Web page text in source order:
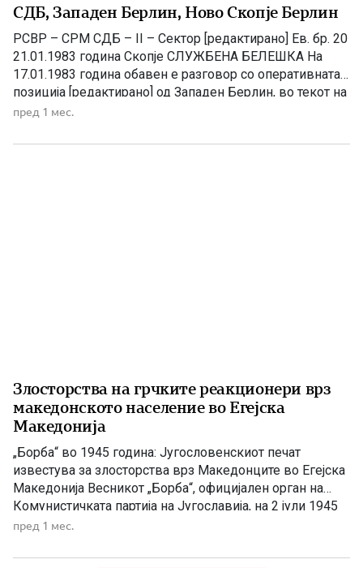
СДБ, Западен Берлин, Ново Скопје Берлин
РСВР – СРМ СДБ – II – Сектор [редактирано] Ев. бр. 20
21.01.1983 година Скопје СЛУЖБЕНА БЕЛЕШКА На
17.01.1983 година обавен е разговор со оперативната
позиција [редактирано] од Западен Берлин, во текот на
кој го презентира следното: „При крајот на 1981 година
како „Пуре“) и од самиот […]
пред 1 мес.
Злосторства на грчките реакционери врз
македонското население во Егејска
Македонија
„Борба“ во 1945 година: Југословенскиот печат
известува за злосторства врз Македонците во Егејска
Македонија Весникот „Борба“, официјален орган на
Комунистичката партија на Југославија, на 2 јули 1945
година објавува напис за насилствата што биле
Македонија. На насловната страница на белградскиот
пред 1 мес.